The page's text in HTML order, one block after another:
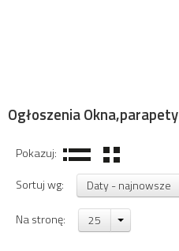
Ogłoszenia Okna,parapety
Pokazuj:
Sortuj wg:
Daty - najnowsze
Na stronę: 25